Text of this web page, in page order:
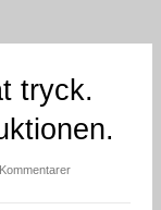
tryck.
Kommentarer